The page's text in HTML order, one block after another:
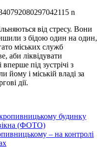
від стресу. Вони
з бідою один на один,
міських служб
аби ліквідувати
під зустрічі з
йому і міській владі за
дії.
будинку
(ФОТО)
– на контролі